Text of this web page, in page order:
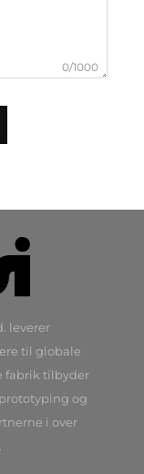
0/1000
leverer
til globale
fabrik tilbyder
og
i over